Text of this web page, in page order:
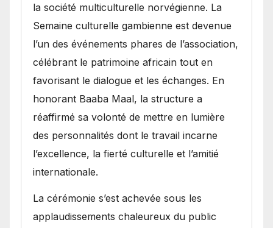
la société multiculturelle norvégienne. La
Semaine culturelle gambienne est devenue
l’un des événements phares de l’association,
célébrant le patrimoine africain tout en
favorisant le dialogue et les échanges. En
honorant Baaba Maal, la structure a
réaffirmé sa volonté de mettre en lumière
des personnalités dont le travail incarne
l’excellence, la fierté culturelle et l’amitié
internationale.
​La cérémonie s’est achevée sous les
applaudissements chaleureux du public